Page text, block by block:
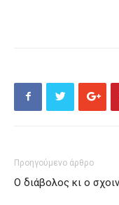
Προηγούμενο άρθρο
Ο διάβολος κι ο